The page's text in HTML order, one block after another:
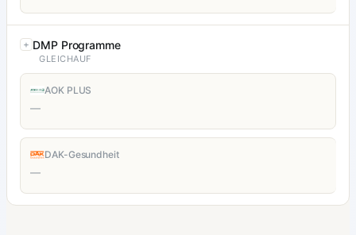
DMP Programme
GLEICHAUF
AOK PLUS
—
DAK-Gesundheit
—